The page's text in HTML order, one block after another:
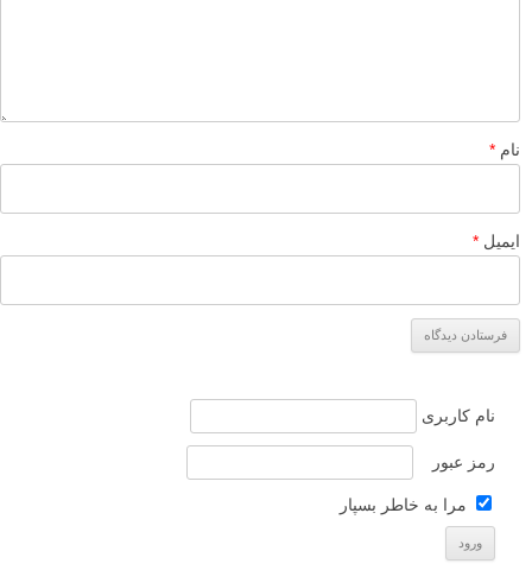
نام *
ایمیل *
نام کاربری
رمز عبور
مرا به خاطر بسپار